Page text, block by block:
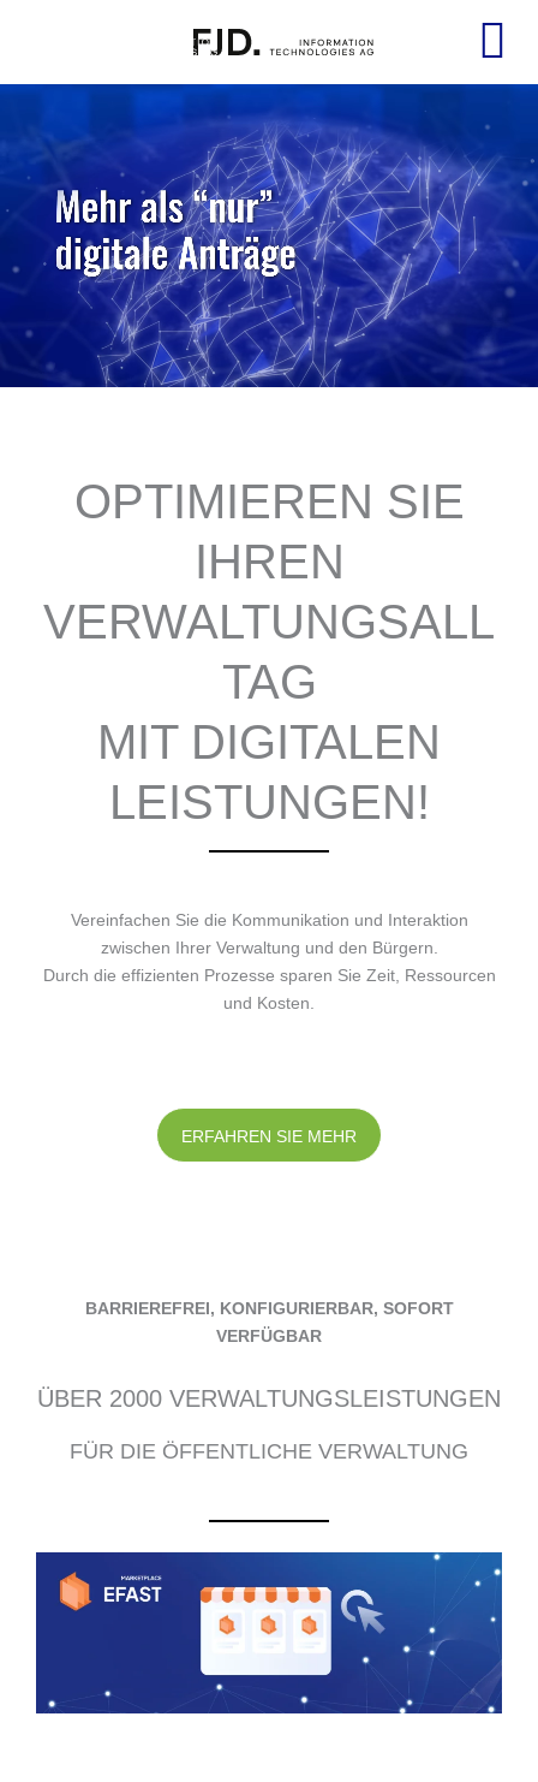
OPTIMIEREN SIE
IHREN
VERWALTUNGSALL
TAG
MIT DIGITALEN
LEISTUNGEN!
Vereinfachen Sie die Kommunikation und Interaktion
zwischen Ihrer Verwaltung und den Bürgern.
Durch die effizienten Prozesse sparen Sie Zeit, Ressourcen
und Kosten.
ERFAHREN SIE MEHR
BARRIEREFREI, KONFIGURIERBAR, SOFORT
VERFÜGBAR
ÜBER 2000 VERWALTUNGSLEISTUNGEN
FÜR DIE ÖFFENTLICHE VERWALTUNG